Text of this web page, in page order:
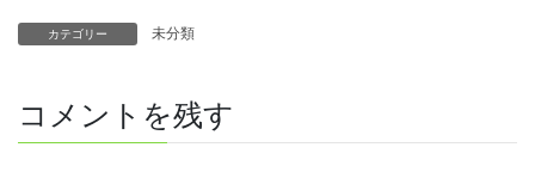
カテゴリー 未分類
コメントを残す